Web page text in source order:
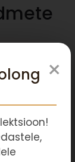
on
reeglitele
14103809,
×